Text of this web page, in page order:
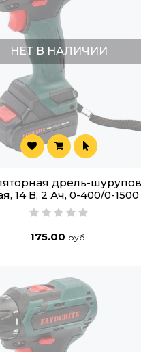
НЕТ В НАЛИЧИИ
дрель-
14 В, 2 Ач, 0-400/0-
175.00 руб.